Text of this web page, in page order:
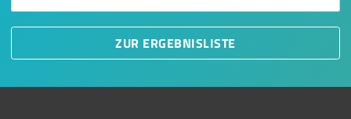
ZUR ERGEBNISLISTE